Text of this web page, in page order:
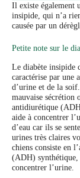
Il existe également
insipide, qui n’a
causée par un
Petite note sur le
Le diabète insipide
caractérise par une
d’urine et de la
mauvaise sécrétion
antidiurétique
aide à concentrer
d’eau car ils se
urines très claires
chiens consiste en
(ADH) synthétique,
concentrer l’urine.